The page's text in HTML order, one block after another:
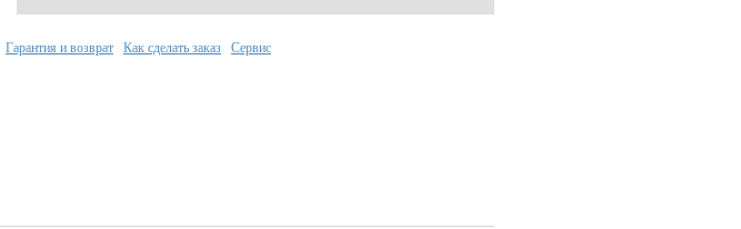
Гарантия и возврат Как сделать заказ Сервис